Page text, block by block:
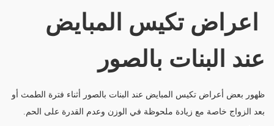
اعراض تكيس المبايض
عند البنات بالصور
ظهور بعض أعراض تكيس المبايض عند البنات بالصور أثناء فترة الطمث أو
بعد الزواج خاصة مع زيادة ملحوظة في الوزن وعدم القدرة على الحم.